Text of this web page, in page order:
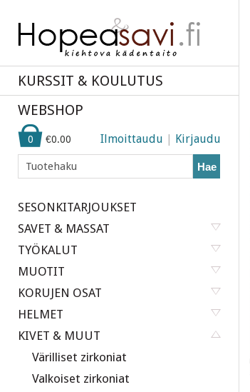
KURSSIT & KOULUTUS
WEBSHOP
Ilmoittaudu | Kirjaudu
0 €0.00
Hae
SESONKITARJOUKSET
SAVET & MASSAT
TYÖKALUT
MUOTIT
KORUJEN OSAT
HELMET
KIVET & MUUT
Värilliset zirkoniat
Valkoiset zirkoniat